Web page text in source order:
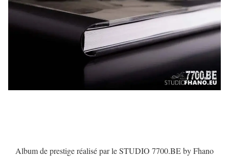
Album de prestige réalisé par le STUDIO 7700.BE by Fhano